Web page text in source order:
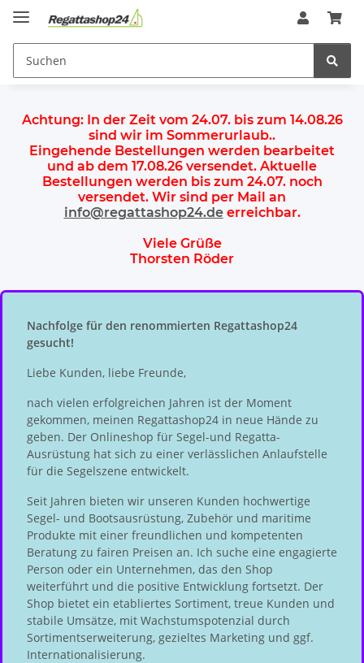
Achtung: In der Zeit vom 24.07. bis zum 14.08.26
sind wir im Sommerurlaub..
Eingehende Bestellungen werden bearbeitet
und ab dem 17.08.26 versendet. Aktuelle
Bestellungen werden bis zum 24.07.noch
versendet. Wir sind per Mail an
info@regattashop24.deerreichbar.
Viele Grüße
Thorsten Röder
Nachfolge für den renommierten Regattashop24
gesucht!
Liebe Kunden, liebe Freunde,
nach vielen erfolgreichen Jahren ist der Moment
gekommen, meinen Regattashop24 in neue Hände zu
geben. Der Onlineshop für Segel-und Regatta-
Ausrüstung hat sich zu einer verlässlichen Anlaufstelle
für die Segelszene entwickelt.
Seit Jahren bieten wir unseren Kunden hochwertige
Segel- und Bootsausrüstung, Zubehör und maritime
Produkte mit einer freundlichen und kompetenten
Beratung zu fairen Preisen an. Ich suche eine engagierte
Person oder ein Unternehmen, das den Shop
weiterführt und die positive Entwicklung fortsetzt. Der
Shop bietet ein etabliertes Sortiment, treue Kunden und
stabile Umsätze, mit Wachstumspotenzial durch
Sortimentserweiterung, gezieltes Marketing und ggf.
Internationalisierung.